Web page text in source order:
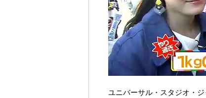
ユニバーサル・スタジオ・